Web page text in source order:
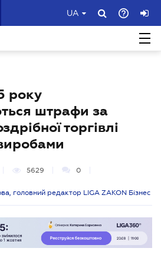
UA
року
штрафи за
торгівлі
5629 0
головний редактор LIGA ZAKON Бізнес